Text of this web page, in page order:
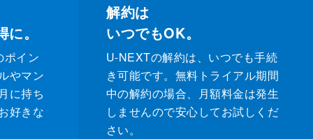
。
ポイン
やマン
に持ち
好きな
解約は
いつでもOK。
U-NEXTの解約は、いつでも手続
き可能です。無料トライアル期間
中の解約の場合、月額料金は発生
しませんので安心してお試しくだ
さい。